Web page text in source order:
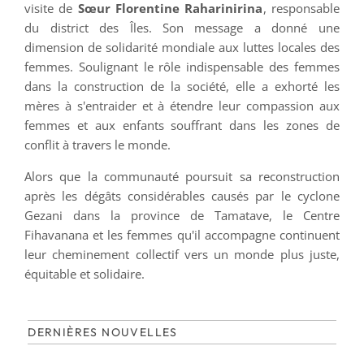
visite de Sœur Florentine Raharinirina, responsable
du district des Îles. Son message a donné une
dimension de solidarité mondiale aux luttes locales des
femmes. Soulignant le rôle indispensable des femmes
dans la construction de la société, elle a exhorté les
mères à s'entraider et à étendre leur compassion aux
femmes et aux enfants souffrant dans les zones de
conflit à travers le monde.
Alors que la communauté poursuit sa reconstruction
après les dégâts considérables causés par le cyclone
Gezani dans la province de Tamatave, le Centre
Fihavanana et les femmes qu'il accompagne continuent
leur cheminement collectif vers un monde plus juste,
équitable et solidaire.
DERNIÈRES NOUVELLES